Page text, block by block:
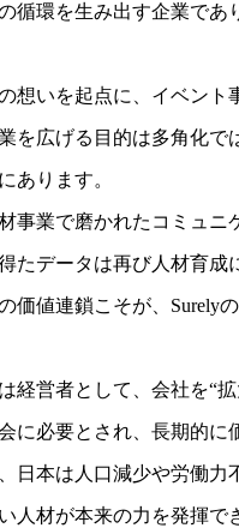
循環を生み出す企業であ
想いを起点に、イベント
を広げる目的は多角化で
あります。
事業で磨かれたコミュニ
たデータは再び人材育成
価値連鎖こそが、Surely
経営者として、会社を“拡
に必要とされ、長期的に
日本は人口減少や労働力
人材が本来の力を発揮で